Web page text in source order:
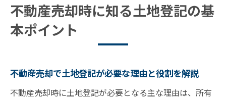
不動産売却と登記しない場合のリスクとは
土地登記を自分でする際の注意点まとめ
不動産売却で登記を自分でするときの手順
不動産売却時に知る土地登記の基
本ポイント
不動産売却で土地登記が必要な理由と役割を解説
不動産売却時に土地登記が必要となる主な理由は、所有